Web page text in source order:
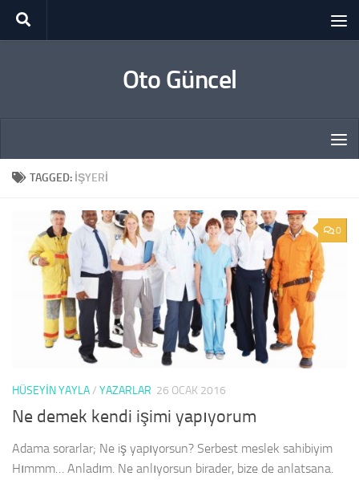
Skip to content
Oto Güncel
TAGGED: IŞYERI
0
HÜSEYIN YAYLA/ YAZARLAR 26 OCAK 2016
Ne demek kendi işimi yapıyorum
Adama sorarlar; Ne iş yapıyorsun? Serbest meslek sahibiyim
Hımmm… Anladım. Ne anlıyorsun birader, bize de anlatsana.